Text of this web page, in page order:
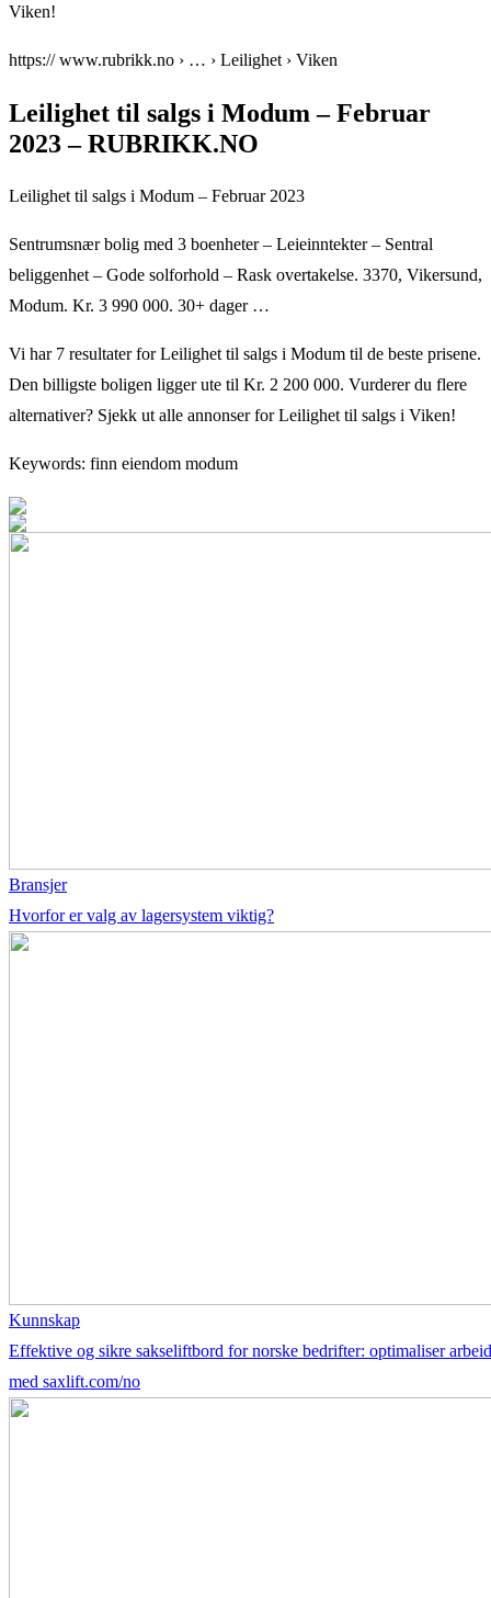
Viken!
https:// www.rubrikk.no › … › Leilighet › Viken
Leilighet til salgs i Modum – Februar
2023 – RUBRIKK.NO
Leilighet til salgs i Modum – Februar 2023
Sentrumsnær bolig med 3 boenheter – Leieinntekter – Sentral
beliggenhet – Gode solforhold – Rask overtakelse. 3370, Vikersund,
Modum. Kr. 3 990 000. 30+ dager …
Vi har 7 resultater for Leilighet til salgs i Modum til de beste prisene.
Den billigste boligen ligger ute til Kr. 2 200 000. Vurderer du flere
alternativer? Sjekk ut alle annonser for Leilighet til salgs i Viken!
Keywords: finn eiendom modum
Bransjer
Hvorfor er valg av lagersystem viktig?
Kunnskap
Effektive og sikre sakseliftbord for norske bedrifter: optimaliser
med saxlift.com/no